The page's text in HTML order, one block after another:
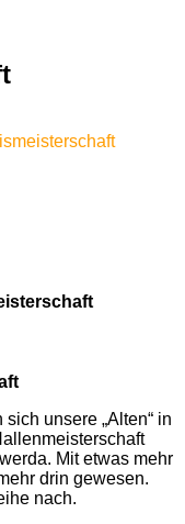
unsere „Alten“ in
Mit etwas mehr
drin gewesen.
nach.